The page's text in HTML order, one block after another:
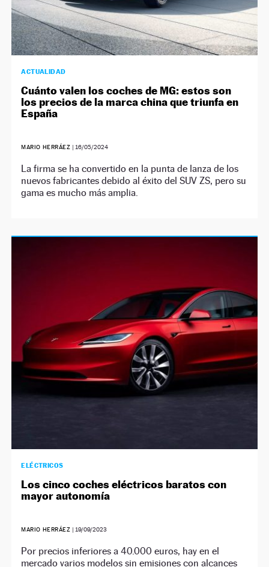
ACTUALIDAD
Cuánto valen los coches de MG: estos son
los precios de la marca china que triunfa en
España
MARIO HERRÁEZ | 16/05/2024
La firma se ha convertido en la punta de lanza de los
nuevos fabricantes debido al éxito del SUV ZS, pero su
gama es mucho más amplia.
ELÉCTRICOS
Los cinco coches eléctricos baratos con
mayor autonomía
MARIO HERRÁEZ | 19/09/2023
Por precios inferiores a 40.000 euros, hay en el
mercado varios modelos sin emisiones con alcances